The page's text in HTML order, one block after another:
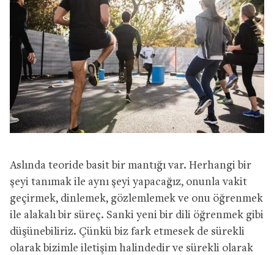
Aslında teoride basit bir mantığı var. Herhangi bir
şeyi tanımak ile aynı şeyi yapacağız, onunla vakit
geçirmek, dinlemek, gözlemlemek ve onu öğrenmek
ile alakalı bir süreç. Sanki yeni bir dili öğrenmek gibi
düşünebiliriz. Çünkü biz fark etmesek de sürekli
olarak bizimle iletişim halindedir ve sürekli olarak